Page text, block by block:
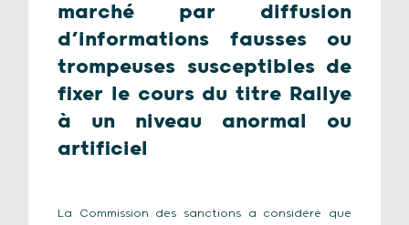
marché par diffusion
d’informations fausses ou
trompeuses susceptibles de
fixer le cours du titre Rallye
à un niveau anormal ou
artificiel
La Commission des sanctions a considéré que